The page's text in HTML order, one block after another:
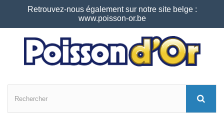
Retrouvez-nous également sur notre site belge :
www.poisson-or.be